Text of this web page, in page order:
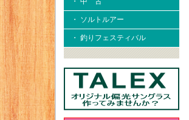
・ ソルトルアー
・ 釣りフェスティバル